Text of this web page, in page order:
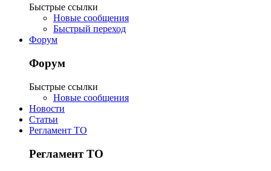
Быстрые ссылки
Новые сообщения
Быстрый переход
Форум
Форум
Быстрые ссылки
Новые сообщения
Новости
Статьи
Регламент ТО
Регламент ТО